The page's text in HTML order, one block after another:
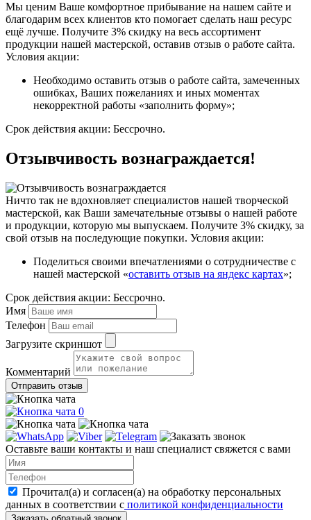
Мы ценим Ваше комфортное прибывание на нашем сайте и
благодарим всех клиентов кто помогает сделать наш ресурс
ещё лучше. Получите 3% скидку на весь ассортимент
продукции нашей мастерской, оставив отзыв о работе сайта.
Условия акции:
Необходимо оставить отзыв о работе сайта, замеченных
ошибках, Ваших пожеланиях и иных моментах
некорректной работы «заполнить форму»;
Срок действия акции: Бессрочно.
Отзывчивость вознаграждается!
Ничто так не вдохновляет специалистов нашей творческой
мастерской, как Ваши замечательные отзывы о нашей работе
и продукции, которую мы выпускаем. Получите 3% скидку, за
свой отзыв на последующие покупки. Условия акции:
Поделиться своими впечатлениями о сотрудничестве с
нашей мастерской «оставить отзыв на яндекс картах»;
Срок действия акции: Бессрочно.
Имя
Телефон
Загрузите скриншот
Комментарий
0
Оставьте ваши контакты и наш специалист свяжется с вами
Прочитал(а) и согласен(а) на обработку персональных
данных в соответствии с политикой конфиденциальности